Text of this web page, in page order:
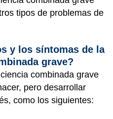
tipos de problemas de
y los síntomas de la
grave?
combinada grave
pero desarrollar
como los siguientes: